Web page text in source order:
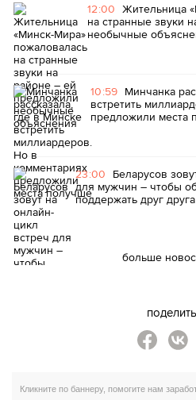
12:00 Жительница
на странные звуки
необычные
10:59 Минчанка
встретить
предложили места
23:00 Беларусов
для мужчин – чтобы
поддержать друг друга
больше